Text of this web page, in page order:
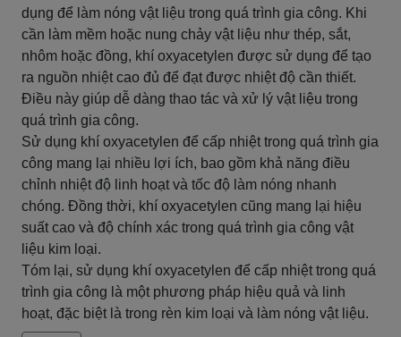
dụng để làm nóng vật liệu trong quá trình gia công. Khi
cần làm mềm hoặc nung chảy vật liệu như thép, sắt,
nhôm hoặc đồng, khí oxyacetylen được sử dụng để tạo
ra nguồn nhiệt cao đủ để đạt được nhiệt độ cần thiết.
Điều này giúp dễ dàng thao tác và xử lý vật liệu trong
quá trình gia công.
Sử dụng khí oxyacetylen để cấp nhiệt trong quá trình gia
công mang lại nhiều lợi ích, bao gồm khả năng điều
chỉnh nhiệt độ linh hoạt và tốc độ làm nóng nhanh
chóng. Đồng thời, khí oxyacetylen cũng mang lại hiệu
suất cao và độ chính xác trong quá trình gia công vật
liệu kim loại.
Tóm lại, sử dụng khí oxyacetylen để cấp nhiệt trong quá
trình gia công là một phương pháp hiệu quả và linh
hoạt, đặc biệt là trong rèn kim loại và làm nóng vật liệu.